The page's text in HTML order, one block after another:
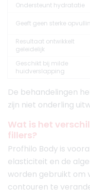
Ondersteunt hydratatie
Geeft geen sterke
Resultaat ontwikkelt
geleidelijk
Geschikt bij milde
huidverslapping
De behandelingen
zijn niet onderling
Wat is het
fillers?
Profhilo Body is
elasticiteit en de
worden gebruikt om
contouren te